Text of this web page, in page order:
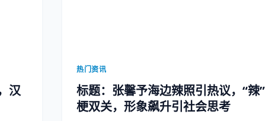
汉
热门资讯
标题：张馨予海边辣照引热议，“辣”
梗双关，形象飙升引社会思考